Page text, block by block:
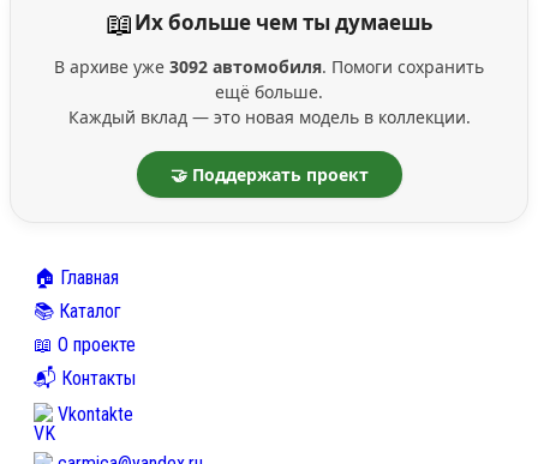
📖Их больше чем ты думаешь
В архиве уже 3092 автомобиля. Помоги сохранить
ещё больше.
Каждый вклад — это новая модель в коллекции.
🤝 Поддержать проект
🏠 Главная
📚 Каталог
📖 О проекте
📬 Контакты
Vkontakte